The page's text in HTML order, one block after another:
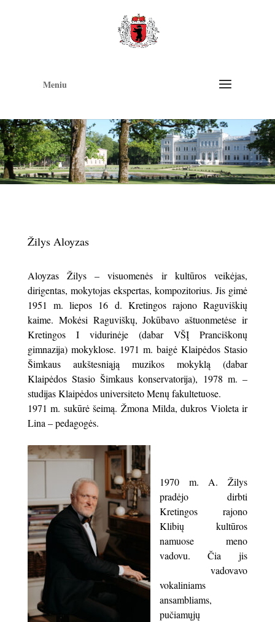
Meniu
Žilys Aloyzas
Aloyzas Žilys – visuomenės ir kultūros veikėjas,
dirigentas, mokytojas ekspertas, kompozitorius. Jis gimė
1951 m. liepos 16 d. Kretingos rajono Raguviškių
kaime. Mokėsi Raguviškų, Jokūbavo aštuonmetėse ir
Kretingos I vidurinėje (dabar VŠĮ Pranciškonų
gimnazija) mokyklose. 1971 m. baigė Klaipėdos Stasio
Šimkaus aukštesniąją muzikos mokyklą (dabar
Klaipėdos Stasio Šimkaus konservatorija), 1978 m. –
studijas Klaipėdos universiteto Menų fakultetuose.
1971 m. sukūrė šeimą. Žmona Milda, dukros Violeta ir
Lina – pedagogės.
1970 m. A. Žilys
pradėjo dirbti
Kretingos rajono
Klibių kultūros
namuose meno
vadovu. Čia jis
vadovavo
vokaliniams
ansambliams,
pučiamųjų